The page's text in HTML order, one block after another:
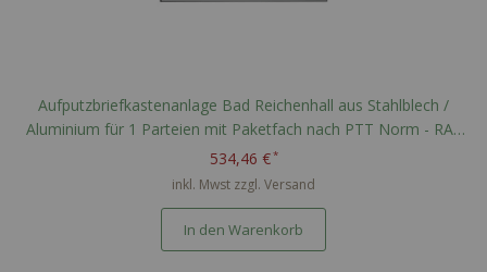
Aufputzbriefkastenanlage Bad Reichenhall aus Stahlblech /
Aluminium für 1 Parteien mit Paketfach nach PTT Norm - RAL
nach Wahl
534,46 €
inkl. Mwst zzgl. Versand
In den Warenkorb